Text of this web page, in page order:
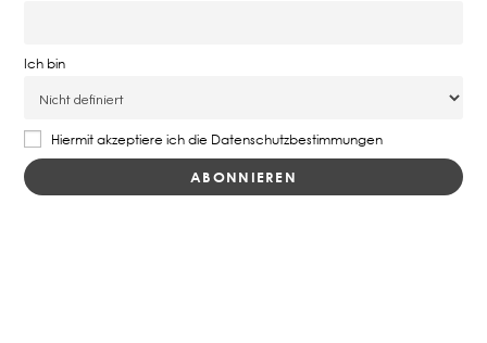
Ich bin
Hiermit akzeptiere ich die Datenschutzbestimmungen